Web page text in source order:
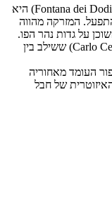
מזרקת שנים עשר החודשים של טורינו (Fontana dei Dodici Mesi) היא
המזרקה מהווה
על גדות נהר הפו.
מאחורי הפרוייקט עמד האדריכל קרלו צ'פי (Carlo Ceppi) ששילב בין
העומד מאחוריה
של חבל